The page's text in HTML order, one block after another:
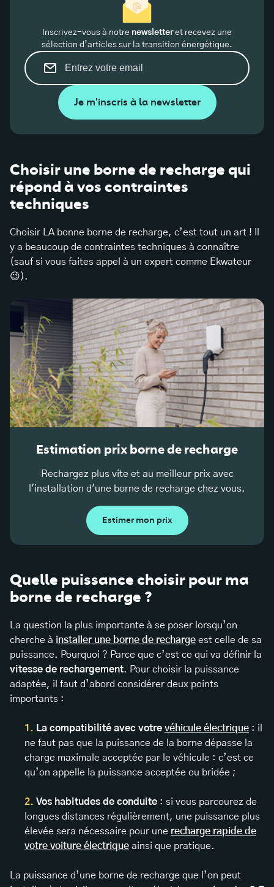
Inscrivez-vous à notre newsletteret recevez une
sélection d’articles sur la transition énergétique.
Je m'inscris à la newsletter
Choisir une borne de recharge qui
répond à vos contraintes
techniques
Choisir LA bonne borne de recharge, c’est tout un art ! Il
y a beaucoup de contraintes techniques à connaître
(sauf si vous faites appel à un expert comme Ekwateur
😉).
Estimation prix borne de recharge
Rechargez plus vite et au meilleur prix avec
l'installation d'une borne de recharge chez vous.
Estimer mon prix
Quelle puissance choisir pour ma
borne de recharge ?
La question la plus importante à se poser lorsqu’on
cherche à installer une borne de recharge est celle de sa
puissance. Pourquoi ? Parce que c’est ce qui va définir la
vitesse de rechargement. Pour choisir la puissance
adaptée, il faut d’abord considérer deux points
importants :
La compatibilité avec votre véhicule électrique : il
ne faut pas que la puissance de la borne dépasse la
charge maximale acceptée par le véhicule : c’est ce
qu’on appelle la puissance acceptée ou bridée ;
Vos habitudes de conduite : si vous parcourez de
longues distances régulièrement, une puissance plus
élevée sera nécessaire pour une recharge rapide de
votre voiture électrique ainsi que pratique.
La puissance d’une borne de recharge que l’on peut